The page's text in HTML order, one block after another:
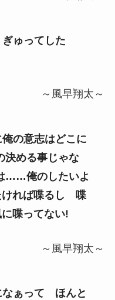
ゅってした
～風早翔太～
の意志はどこに
決める事じゃな
……俺のしたいよ
ければ喋るし 喋
喋ってない!
～風早翔太～
なぁって ほんと